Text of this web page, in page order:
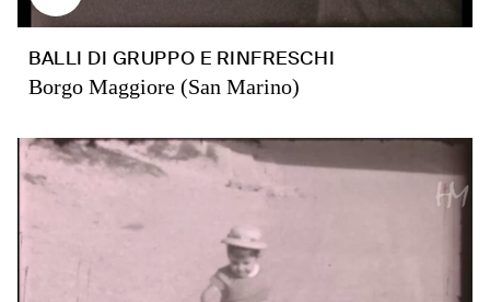
BALLI DI GRUPPO E RINFRESCHI
Borgo Maggiore (San Marino)